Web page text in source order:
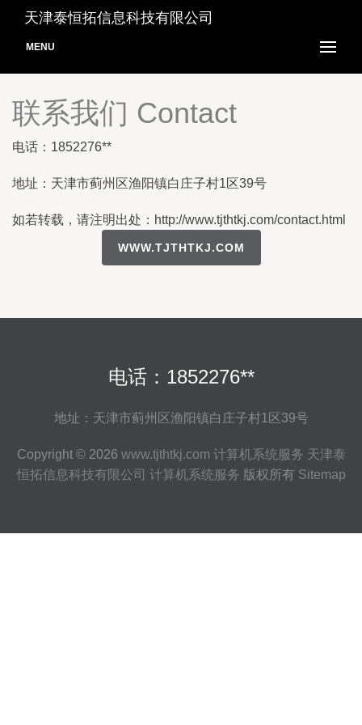
天津泰恒拓信息科技有限公司
MENU
联系我们 Contact
电话：1852276**
地址：天津市蓟州区渔阳镇白庄子村1区39号
如若转载，请注明出处：http://www.tjthtkj.com/contact.html
WWW.TJTHTKJ.COM
电话：1852276**
地址：天津市蓟州区渔阳镇白庄子村1区39号
Copyright © 2026 www.tjthtkj.com 计算机系统服务 天津泰
恒拓信息科技有限公司 计算机系统服务 版权所有 Sitemap